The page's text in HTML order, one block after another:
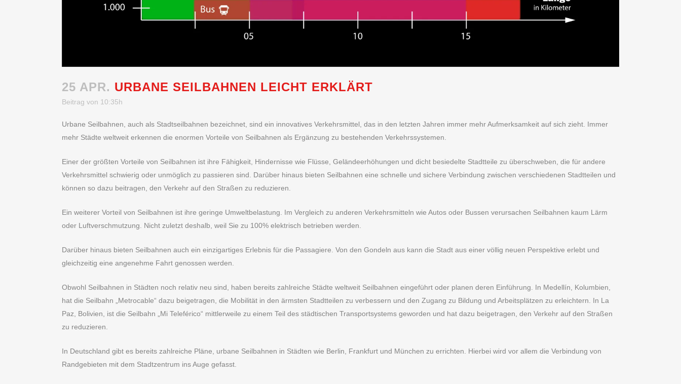
25 APR. URBANE SEILBAHNEN LEICHT ERKLÄRT
Beitrag von 10:35h
Urbane Seilbahnen, auch als Stadtseilbahnen bezeichnet, sind ein innovatives Verkehrsmittel, das in den letzten Jahren immer mehr Aufmerksamkeit auf sich zieht. Immer
mehr Städte weltweit erkennen die enormen Vorteile von Seilbahnen als Ergänzung zu bestehenden Verkehrssystemen.
Einer der größten Vorteile von Seilbahnen ist ihre Fähigkeit, Hindernisse wie Flüsse, Geländeerhöhungen und dicht besiedelte Stadtteile zu überschweben, die für andere
Verkehrsmittel schwierig oder unmöglich zu passieren sind. Darüber hinaus bieten Seilbahnen eine schnelle und sichere Verbindung zwischen verschiedenen Stadtteilen und
können so dazu beitragen, den Verkehr auf den Straßen zu reduzieren.
Ein weiterer Vorteil von Seilbahnen ist ihre geringe Umweltbelastung. Im Vergleich zu anderen Verkehrsmitteln wie Autos oder Bussen verursachen Seilbahnen kaum Lärm
oder Luftverschmutzung. Nicht zuletzt deshalb, weil Sie zu 100% elektrisch betrieben werden.
Darüber hinaus bieten Seilbahnen auch ein einzigartiges Erlebnis für die Passagiere. Von den Gondeln aus kann die Stadt aus einer völlig neuen Perspektive erlebt und
gleichzeitig eine angenehme Fahrt genossen werden.
Obwohl Seilbahnen in Städten noch relativ neu sind, haben bereits zahlreiche Städte weltweit Seilbahnen eingeführt oder planen deren Einführung. In Medellín, Kolumbien,
hat die Seilbahn „Metrocable“ dazu beigetragen, die Mobilität in den ärmsten Stadtteilen zu verbessern und den Zugang zu Bildung und Arbeitsplätzen zu erleichtern. In La
Paz, Bolivien, ist die Seilbahn „Mi Teleférico“ mittlerweile zu einem Teil des städtischen Transportsystems geworden und hat dazu beigetragen, den Verkehr auf den Straßen
zu reduzieren.
In Deutschland gibt es bereits zahlreiche Pläne, urbane Seilbahnen in Städten wie Berlin, Frankfurt und München zu errichten. Hierbei wird vor allem die Verbindung von
Randgebieten mit dem Stadtzentrum ins Auge gefasst.